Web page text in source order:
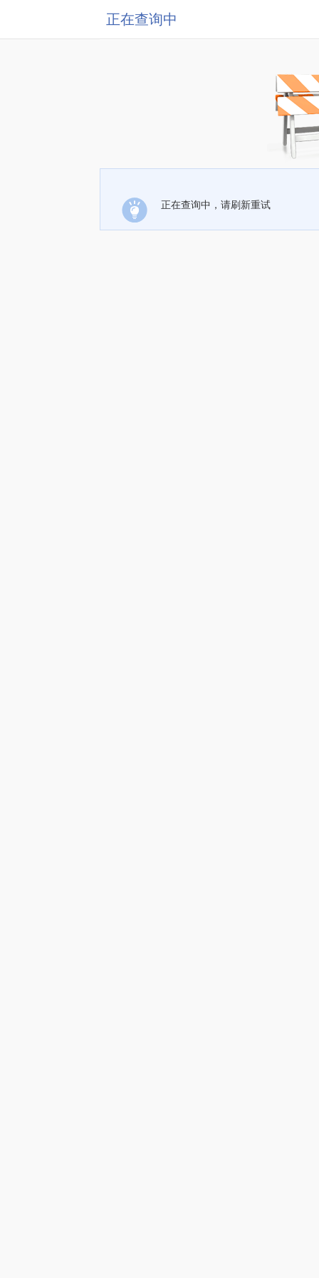
正在查询中
正在查询中，请刷新重试